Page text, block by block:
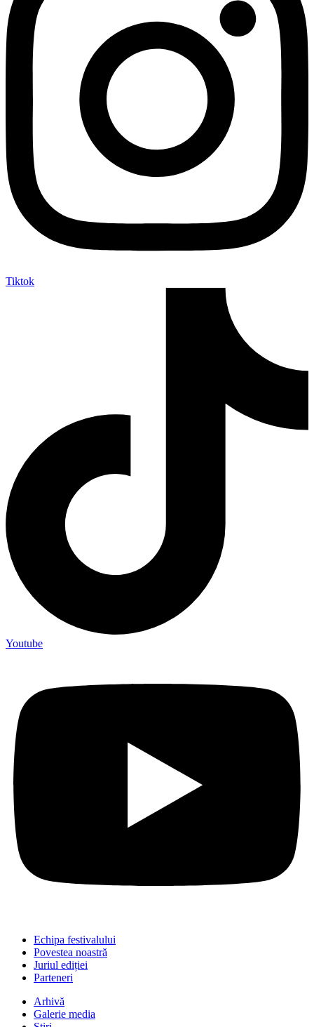
Tiktok
Youtube
Echipa festivalului
Povestea noastră
Juriul ediției
Parteneri
Arhivă
Galerie media